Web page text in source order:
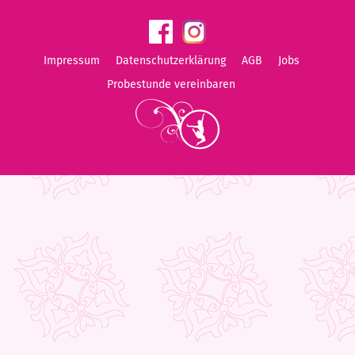
Impressum Datenschutzerklärung AGB Jobs
Probestunde vereinbaren